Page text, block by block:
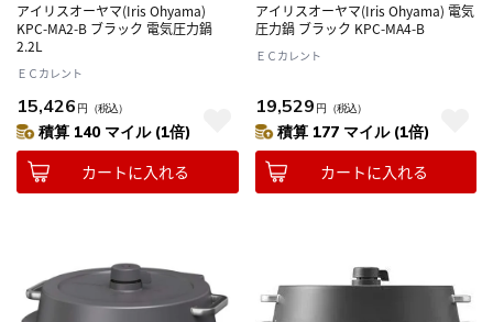
アイリスオーヤマ(Iris Ohyama)
KPC-MA2-B ブラック 電気圧力鍋
2.2L
ＥＣカレント
15,426 円 （税込）
積算 140 マイル (1倍)
カートに入れる
アイリスオーヤマ(Iris Ohyama) 電気
圧力鍋 ブラック KPC-MA4-B
ＥＣカレント
19,529 円 （税込）
積算 177 マイル (1倍)
カートに入れる